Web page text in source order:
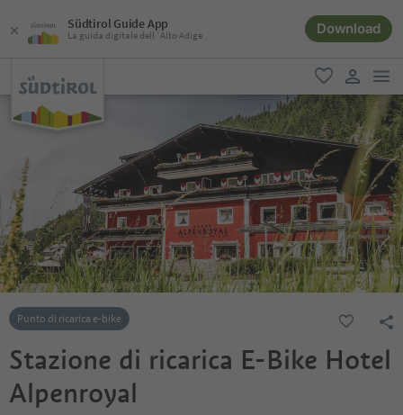
Südtirol Guide App
La guida digitale dell´Alto Adige Download
favoriti
user link
Punto di ricarica e-bike
Stazione di ricarica E-Bike Hotel
Alpenroyal